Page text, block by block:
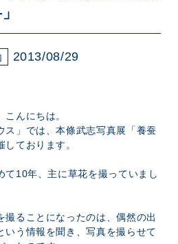
2013/08/29
んにちは。
ス」では、本條武志写真展「養蚕
ております。
て10年、主に草花を撮っていまし
ることになったのは、偶然の出
う情報を聞き、写真を撮らせて